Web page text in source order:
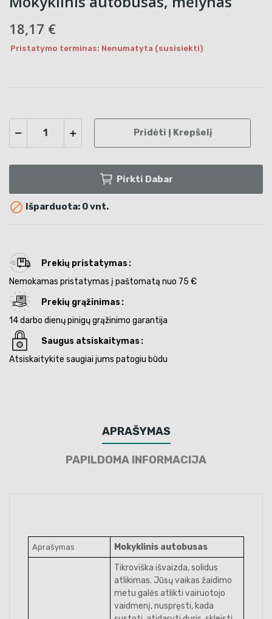
18,17 €
Pristatymo terminas: Nenumatyta (susisiekti)
Pridėti Į Krepšelį
Pirkti Dabar
 Išparduota: 0 vnt.
Prekių pristatymas
Nemokamas pristatymas į paštomatą nuo 75 €
Prekių grąžinimas
14 darbo dienų pinigų grąžinimo garantija
Saugus atsiskaitymas
Atsiskaitykite saugiai jums patogiu būdu
APRAŠYMAS
PAPILDOMA INFORMACIJA
Aprašymas
Mokyklinis autobusas
Tikroviška išvaizda, solidus
atlikimas. Jūsų vaikas žaidimo
metu galės atlikti vairuotojo
vaidmenį, nuspręsti, kada